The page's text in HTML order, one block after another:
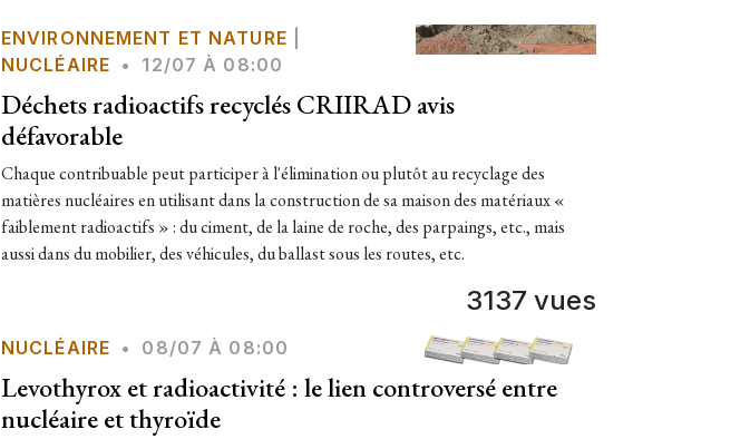
ENVIRONNEMENT ET NATURE
NUCLÉAIRE • 12/07 À 08:00
Déchets radioactifs recyclés CRIIRAD avis
défavorable
Chaque contribuable peut participer à l'élimination ou plutôt au recyclage des
matières nucléaires en utilisant dans la construction de sa maison des matériaux «
faiblement radioactifs » : du ciment, de la laine de roche, des parpaings, etc., mais
aussi dans du mobilier, des véhicules, du ballast sous les routes, etc.
3137 vues
NUCLÉAIRE • 08/07 À 08:00
Levothyrox et radioactivité : le lien controversé entre
nucléaire et thyroïde